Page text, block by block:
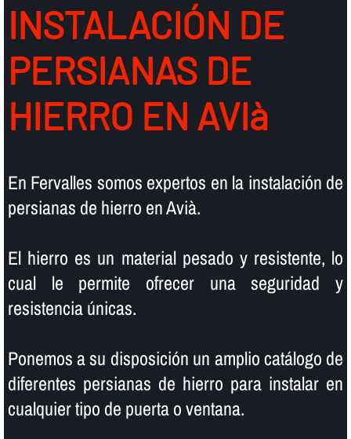
INSTALACIÓN DE
PERSIANAS DE
HIERRO EN AVIà
En Fervalles somos expertos en la instalación de
persianas de hierro en Avià.
El hierro es un material pesado y resistente, lo
cual le permite ofrecer una seguridad y
resistencia únicas.
Ponemos a su disposición un amplio catálogo de
diferentes persianas de hierro para instalar en
cualquier tipo de puerta o ventana.